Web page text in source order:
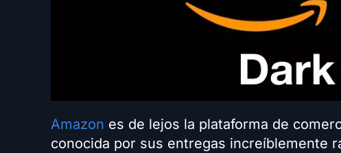
Amazon es de lejos la plataforma de
conocida por sus entregas increíblemente